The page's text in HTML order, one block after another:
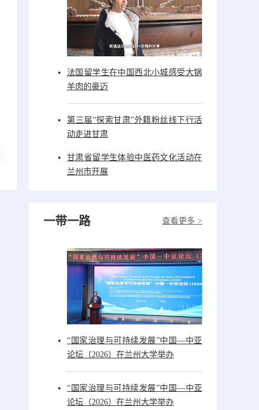
法国留学生在中国西北小城感受大锅
羊肉的豪迈
第三届“探索甘肃”外籍粉丝线下行活
动走进甘肃
甘肃省留学生体验中医药文化活动在
兰州市开展
查看更多 >
一带一路
“国家治理与可持续发展”中国—中亚
论坛（2026）在兰州大学举办
“国家治理与可持续发展”中国—中亚
论坛（2026）在兰州大学举办